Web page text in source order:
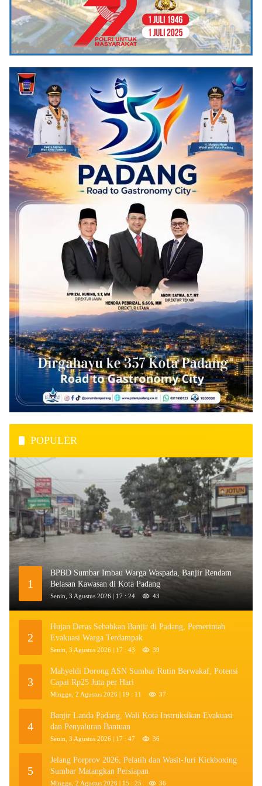
POPULER
1
BPBD Sumbar Imbau Warga Waspada, Banjir Rendam
Belasan Kawasan di Kota Padang
Senin, 3 Agustus 2026 | 17 : 24 43
2
Hujan Deras Sebabkan Banjir di Padang, Pemerintah
Evakuasi Warga Terdampak
Senin, 3 Agustus 2026 | 17 : 43 39
3
Mahyeldi Dorong ASN Sumbar Rutin Berwakaf, Potensi
Capai Rp25 Juta per Hari
Minggu, 2 Agustus 2026 | 19 : 11 37
4
Banjir Landa Padang, Wali Kota Instruksikan Evakuasi
dan Penyaluran Bantuan
Senin, 3 Agustus 2026 | 17 : 47 36
5
Jelang Porprov 2026, Pelatih dan Wasit-Juri Kickboxing
Sumbar Matangkan Persiapan
Minggu, 2 Agustus 2026 | 15 : 25 36